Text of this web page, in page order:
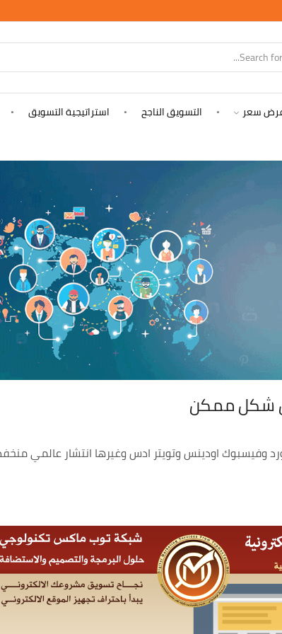
INPUT
سعر التسويق الناجح
استراتيجية التسويق
شكل ممكن
وفيسبوك اودينس وتويتر ادس وغيرها انتشار عالمي